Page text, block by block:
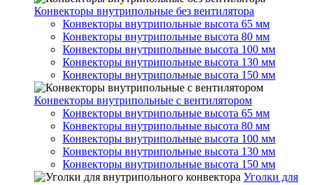
Конвекторы внутрипольные без вентилятора
Конвекторы внутрипольные высота 65 мм
Конвекторы внутрипольные высота 80 мм
Конвекторы внутрипольные высота 100 мм
Конвекторы внутрипольные высота 130 мм
Конвекторы внутрипольные высота 150 мм
Конвекторы внутрипольные с вентилятором
Конвекторы внутрипольные высота 65 мм
Конвекторы внутрипольные высота 80 мм
Конвекторы внутрипольные высота 100 мм
Конвекторы внутрипольные высота 130 мм
Конвекторы внутрипольные высота 150 мм
Уголки для